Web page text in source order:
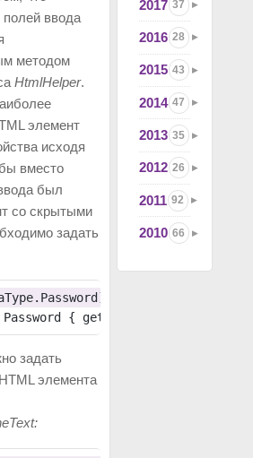
ввода
методом
HtmlHelper.
элемент
исходя
вместо
был
со скрытыми
задать
Password { get; set; }
задать
элемента
2017 37
2016 28
2015 43
2014 47
2013 35
2012 26
2011 92
2010 66